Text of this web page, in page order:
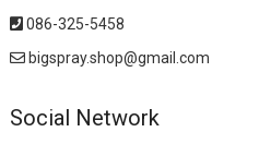
086-325-5458
bigspray.shop@gmail.com
Social Network